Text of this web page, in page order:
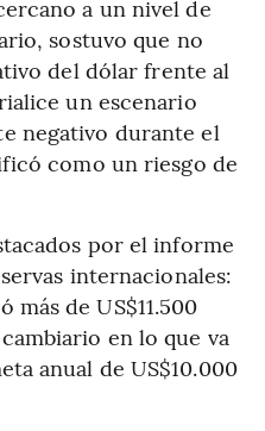
a un nivel de
sostuvo que no
del dólar frente al
un escenario
negativo durante el
como un riesgo de
por el informe
internacionales:
de US$11.500
en lo que va
anual de US$10.000